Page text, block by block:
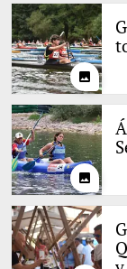
photo
photo